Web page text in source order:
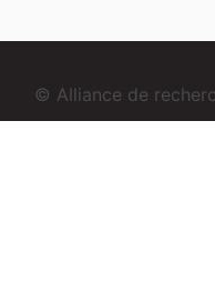
© Alliance de